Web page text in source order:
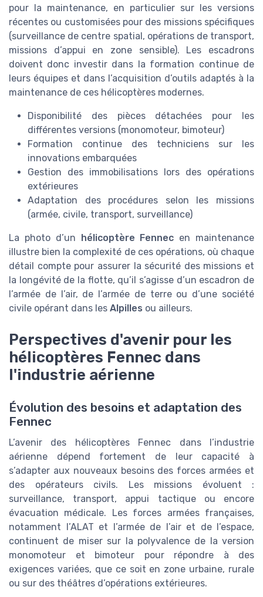
pour la maintenance, en particulier sur les versions
récentes ou customisées pour des missions spécifiques
(surveillance de centre spatial, opérations de transport,
missions d’appui en zone sensible). Les escadrons
doivent donc investir dans la formation continue de
leurs équipes et dans l’acquisition d’outils adaptés à la
maintenance de ces hélicoptères modernes.
Disponibilité des pièces détachées pour les
différentes versions (monomoteur, bimoteur)
Formation continue des techniciens sur les
innovations embarquées
Gestion des immobilisations lors des opérations
extérieures
Adaptation des procédures selon les missions
(armée, civile, transport, surveillance)
La photo d’un hélicoptère Fennec en maintenance
illustre bien la complexité de ces opérations, où chaque
détail compte pour assurer la sécurité des missions et
la longévité de la flotte, qu’il s’agisse d’un escadron de
l’armée de l’air, de l’armée de terre ou d’une société
civile opérant dans les Alpilles ou ailleurs.
Perspectives d'avenir pour les
hélicoptères Fennec dans
l'industrie aérienne
Évolution des besoins et adaptation des
Fennec
L’avenir des hélicoptères Fennec dans l’industrie
aérienne dépend fortement de leur capacité à
s’adapter aux nouveaux besoins des forces armées et
des opérateurs civils. Les missions évoluent :
surveillance, transport, appui tactique ou encore
évacuation médicale. Les forces armées françaises,
notamment l’ALAT et l’armée de l’air et de l’espace,
continuent de miser sur la polyvalence de la version
monomoteur et bimoteur pour répondre à des
exigences variées, que ce soit en zone urbaine, rurale
ou sur des théâtres d’opérations extérieures.